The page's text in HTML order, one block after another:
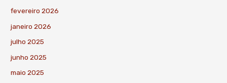
fevereiro 2026
janeiro 2026
julho 2025
junho 2025
maio 2025